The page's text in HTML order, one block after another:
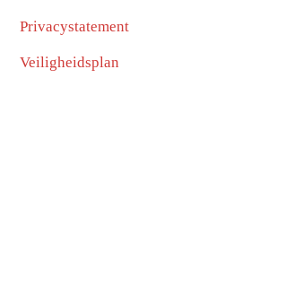
Privacystatement
Veiligheidsplan